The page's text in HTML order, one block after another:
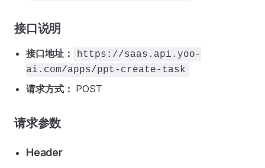
接口说明
接口地址：
https://saas.api.yoo-
ai.com/apps/ppt-create-task
请求方式： POST
请求参数
Header